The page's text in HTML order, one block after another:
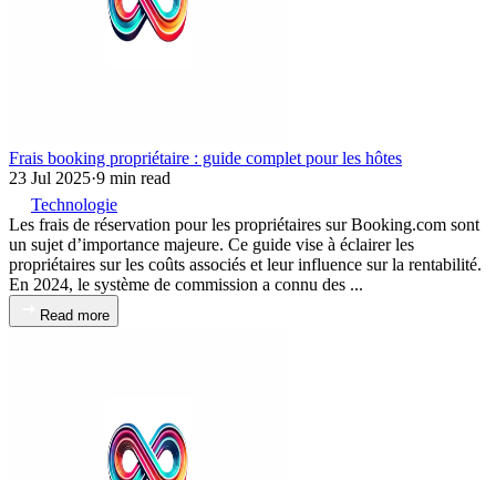
Frais booking propriétaire : guide complet pour les hôtes
23 Jul 2025·9 min read
Technologie
Les frais de réservation pour les propriétaires sur Booking.com sont
un sujet d’importance majeure. Ce guide vise à éclairer les
propriétaires sur les coûts associés et leur influence sur la rentabilité.
En 2024, le système de commission a connu des ...
Read more